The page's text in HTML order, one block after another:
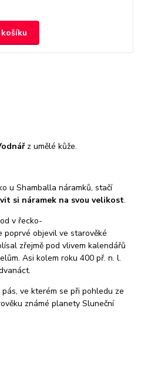
z umělé kůže.
u Shamballa náramků, stačí
si náramek na svou velikost.
v řecko-
poprvé objevil ve starověké
zřejmě pod vlivem kalendářů
Asi kolem roku 400 př. n. l.
ve kterém se při pohledu ze
známé planety Sluneční